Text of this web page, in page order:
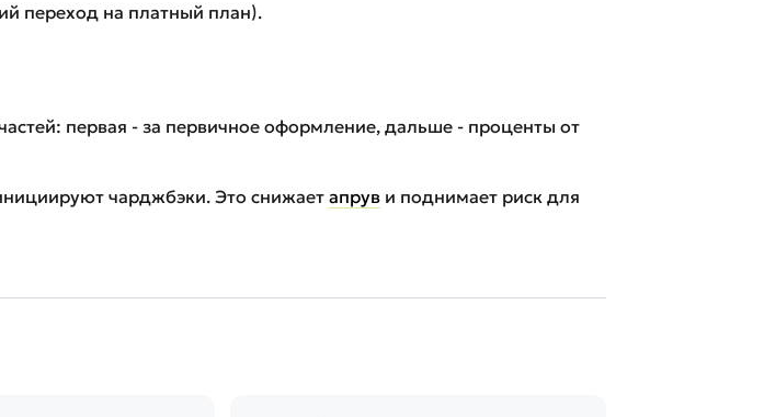
переход на платный план).
первая - за первичное оформление, дальше - проценты от
чарджбэки. Это снижаетапрув и поднимает риск для